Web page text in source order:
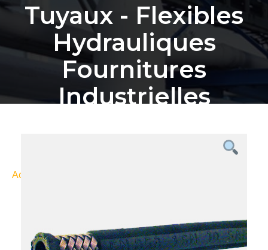
Tuyaux - Flexibles
Hydrauliques
Fournitures
Industrielles
Accueil